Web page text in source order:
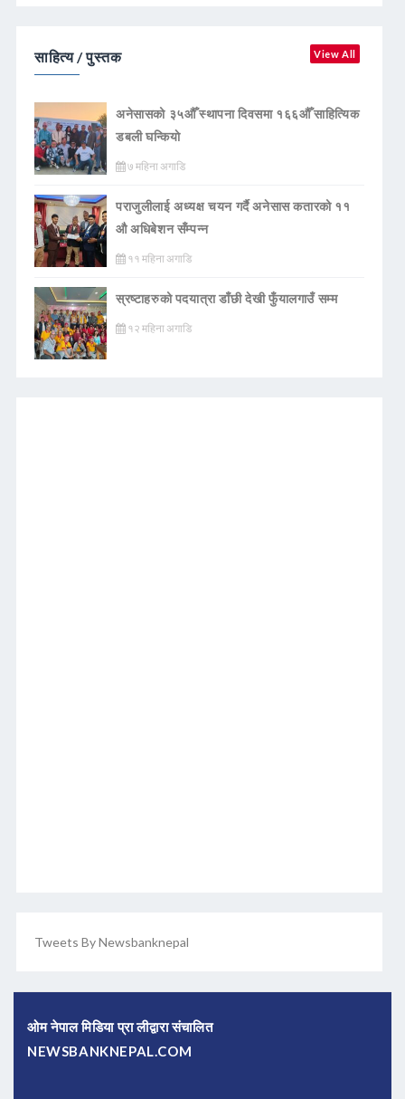
साहित्य / पुस्तक View All
अनेसासको ३५औँ स्थापना दिवसमा १६६औँ साहित्यिक
डबली घन्कियाे
७ महिना अगाडि
पराजुलीलाई अध्यक्ष चयन गर्दै अनेसास कतारको ११
औ अधिबेशन सँम्पन्न
११ महिना अगाडि
स्रष्टाहरुको पदयात्रा डाँछी देखी फुँयालगाउँ सम्म
१२ महिना अगाडि
Tweets By Newsbanknepal
ओम नेपाल मिडिया प्रा लीद्वारा संचालित
NEWSBANKNEPAL.COM